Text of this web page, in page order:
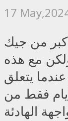
17
من جيك
عامًا، ولكن مع هذه
يتعلق
أيام فقط من